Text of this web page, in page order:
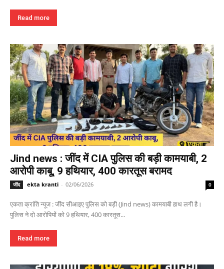
Read more
Jind news : जींद में CIA पुलिस की बड़ी कामयाबी, 2
आरोपी काबू, 9 हथियार, 400 कारतूस बरामद
जींद ekta kranti - 02/06/2026 0
एकता क्रांति न्यूज : जींद सीआइए पुलिस को बड़ी (Jind news) कामयाबी हाथ लगी है।
पुलिस ने दो आरोपियों को 9 हथियार, 400 कारतूस...
Read more